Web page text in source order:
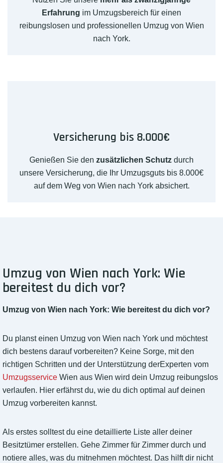
Erfahrung im Umzugsbereich für einen
reibungslosen und professionellen Umzug von Wien
nach York.
Versicherung bis 8.000€
Genießen Sie den zusätzlichen Schutz durch
unsere Versicherung, die Ihr Umzugsguts bis 8.000€
auf dem Weg von Wien nach York absichert.
Umzug von Wien nach York: Wie
bereitest du dich vor?
Umzug von Wien nach York: Wie bereitest du dich vor?
Du planst einen Umzug von Wien nach York und möchtest
dich bestens darauf vorbereiten? Keine Sorge, mit den
richtigen Schritten und der Unterstützung derExperten vom
Umzugsservice Wien aus Wien wird dein Umzug reibungslos
verlaufen. Hier erfährst du, wie du dich optimal auf deinen
Umzug vorbereiten kannst.
Als erstes solltest du eine detaillierte Liste aller deiner
Besitztümer erstellen. Gehe Zimmer für Zimmer durch und
notiere alles, was du mitnehmen möchtest. Das hilft dir nicht